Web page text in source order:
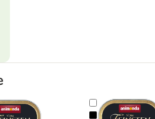
100 g Kattenvoer
vom Feinsten Adult 6 x 100 ganimonda vom